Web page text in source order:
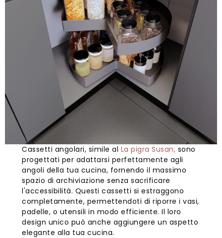
Cassetti angolari, simile al La pigra Susan, sono
progettati per adattarsi perfettamente agli
angoli della tua cucina, fornendo il massimo
spazio di archiviazione senza sacrificare
l'accessibilità. Questi cassetti si estraggono
completamente, permettendoti di riporre i vasi,
padelle, o utensili in modo efficiente. Il loro
design unico può anche aggiungere un aspetto
elegante alla tua cucina.